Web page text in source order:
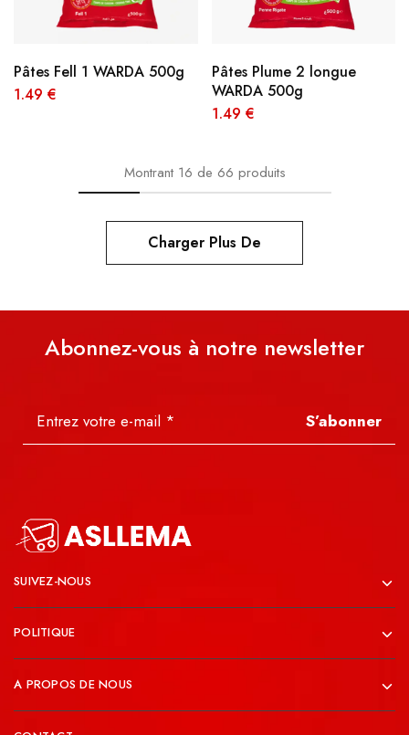
Pâtes Fell 1 WARDA 500g
1.49 €
Pâtes Plume 2 longue
WARDA 500g
1.49 €
Montrant16 de 66 produits
Charger Plus De
Abonnez-vous à notre newsletter
S’abonner
SUIVEZ-NOUS
POLITIQUE
A PROPOS DE NOUS